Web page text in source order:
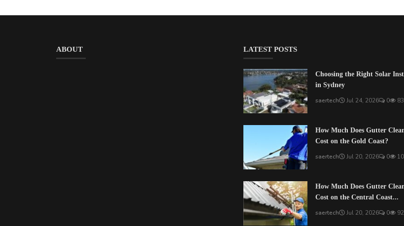
ABOUT LATEST POSTS
Choosing the Right Solar
in Sydney
saertech Jul 24, 2026 0 83
How Much Does Gutter
Cost on the Gold Coast?
saertech Jul 20, 2026 0
How Much Does Gutter
Cost on the Central Coast...
saertech Jul 20, 2026 0 92